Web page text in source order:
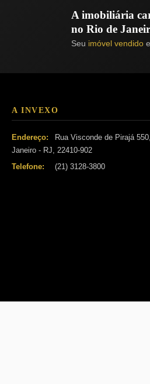
A imobiliária
no Rio de
Seu imóvel vendido
A INVEXO
Endereço:
Rua Visconde de Pirajá
Janeiro - RJ, 22410-902
Telefone:
(21) 3128-3800